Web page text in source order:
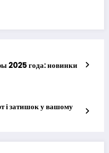
2025 года: новинки
і затишок у вашому